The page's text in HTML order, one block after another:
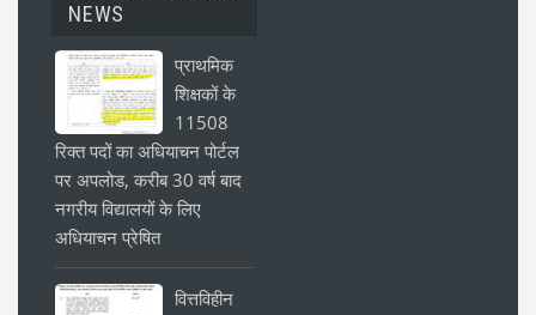
NEWS
प्राथमिक
शिक्षकों के
11508
रिक्त पदों का अधियाचन पोर्टल
पर अपलोड, करीब 30 वर्ष बाद
नगरीय विद्यालयों के लिए
अधियाचन प्रेषित
वित्तविहीन